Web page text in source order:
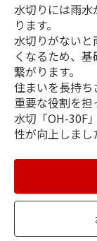
水切りには雨
ります。
水切りがない
くなるため、
繋がります。
住まいを長持ち
重要な役割を担
水切「OH-30F
性が向上しまし